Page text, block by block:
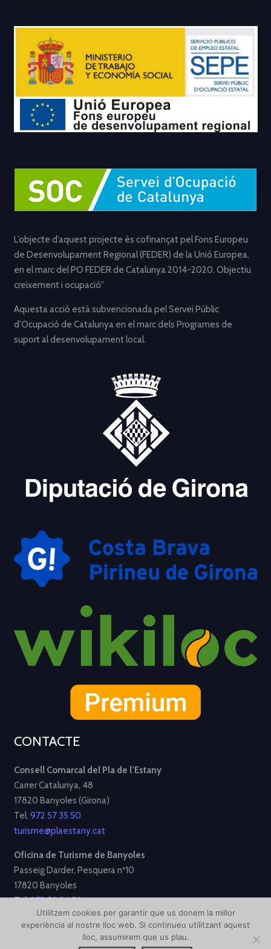
L’objecte d’aquest projecte és cofinançat pel Fons Europeu
de Desenvolupament Regional (FEDER) de la Unió Europea,
en el marc del PO FEDER de Catalunya 2014-2020. Objectiu
creixement i ocupació”
Aquesta acció està subvencionada pel Servei Públic
d’Ocupació de Catalunya en el marc dels Programes de
suport al desenvolupament local.
CONTACTE
Consell Comarcal del Pla de l’Estany
Carrer Catalunya, 48
17820 Banyoles (Girona)
Tel. 972 57 35 50
turisme@plaestany.cat
Oficina de Turisme de Banyoles
Passeig Darder, Pesquera nº10
17820 Banyoles
Tel.972 58 34 70
turisme@ajbanyoles.org
[Política de Privacitat][Política de Cookies]
Utilitzem cookies per garantir que us donem la millor
experiència al nostre lloc web. Si continueu utilitzant aquest
lloc, assumirem que us plau.